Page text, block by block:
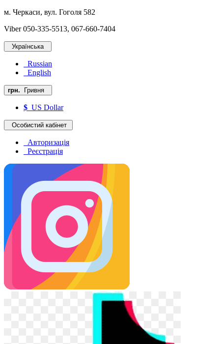
м. Черкаси, вул. Гоголя 582
Viber 050-335-5513, 067-660-7404
Українська
Russian
English
грн. Гривня
$ US Dollar
Особистий кабінет
Авторизація
Реєстрація